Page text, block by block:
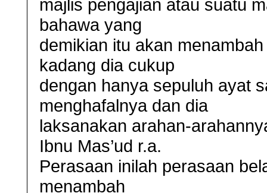
majlis pengajian atau suatu
bahawa yang
demikian itu akan
kadang dia cukup
dengan hanya sepuluh ayat
menghafalnya dan dia
laksanakan arahan-
Ibnu Mas’ud r.a.
Perasaan inilah perasaan
menambah